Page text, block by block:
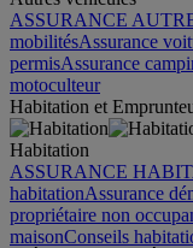
ASSURANCE
mobilitésAssurance
permisAssurance
motoculteur
Habitation et
Habitation
ASSURANCE
habitationAssurance
propriétaire non
maisonConseils